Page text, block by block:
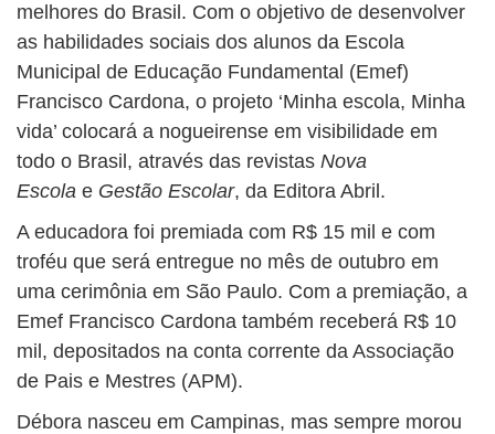
melhores do Brasil. Com o objetivo de desenvolver
as habilidades sociais dos alunos da Escola
Municipal de Educação Fundamental (Emef)
Francisco Cardona, o projeto ‘Minha escola, Minha
vida’ colocará a nogueirense em visibilidade em
todo o Brasil, através das revistas Nova
Escola e Gestão Escolar, da Editora Abril.
A educadora foi premiada com R$ 15 mil e com
troféu que será entregue no mês de outubro em
uma cerimônia em São Paulo. Com a premiação, a
Emef Francisco Cardona também receberá R$ 10
mil, depositados na conta corrente da Associação
de Pais e Mestres (APM).
Débora nasceu em Campinas, mas sempre morou